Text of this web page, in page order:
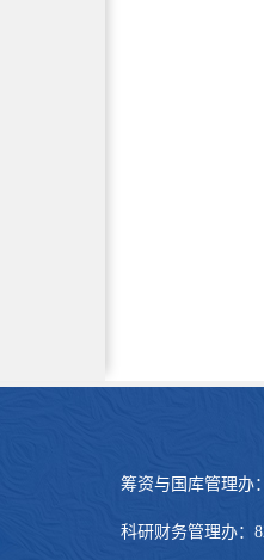
筹资与国库管理办：
科研财务管理办：